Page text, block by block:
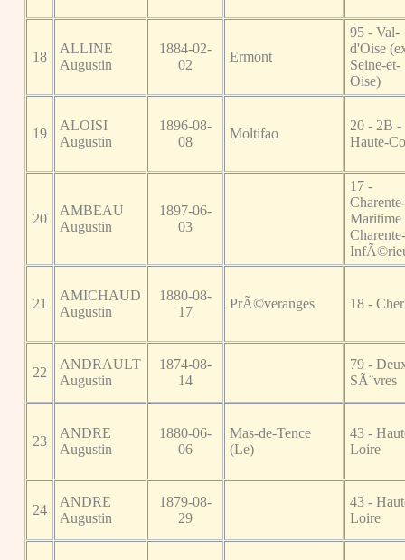
18
ALLINE
Augustin
1884-02-
02
Ermont
95 - Val-
d'Oise
Seine-et-
Oise)
19
ALOISI
Augustin
1896-08-
08
Moltifao
20 - 2B -
Haute-
20
AMBEAU
Augustin
1897-06-
03
17 -
Charente-
Maritime
Charente-
21
AMICHAUD
Augustin
1880-08-
17
PrÃ©veranges 18 - Cher
22
ANDRAULT
Augustin
1874-08-
14
79 -
SÃ¨vres
23
ANDRE
Augustin
1880-06-
06
Mas-de-Tence
(Le)
43 -
Loire
24
ANDRE
Augustin
1879-08-
29
43 -
Loire